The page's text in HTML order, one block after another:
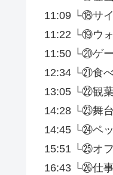
11:09 └⑱サ
11:22 └⑲ウ
11:50 └⑳ゲ
12:34 └㉑食
13:05 └㉒観
14:28 └㉓舞
14:45 └㉔ペ
15:51 └㉕オ
16:43 └㉖仕